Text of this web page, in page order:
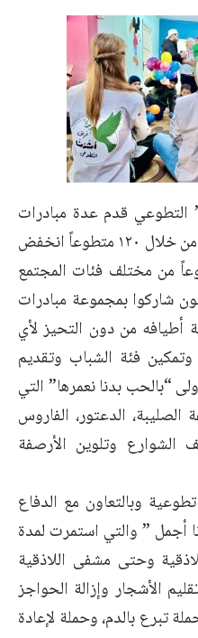
التطوعي قدم عدة مبادرات
غداة تأسيسه بعد تحرير سوريا من خلال ١٢٠ متطوعاً انخفض
ليصل ل ٦٠ متطوعاً من مختلف فئات المجتمع
شاركوا بمجموعة مبادرات
أطيافه من دون التحيز لأي
فئة الشباب وتقديم
“بالحب بدنا نعمرها” التي
الدعتور، الفاروس
وتلوين الأرصفة
وبالتعاون مع الدفاع
أجمل ” والتي استمرت لمدة
وحتى مشفى اللاذقية
الأشجار وإزالة الحواجز
تبرع بالدم، وحملة لإعادة